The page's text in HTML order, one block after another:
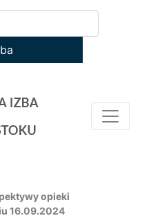
opieki
16.09.2024